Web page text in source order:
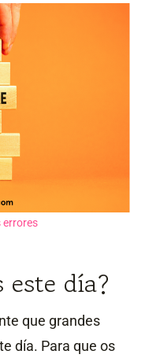
errores
este día?
que grandes
día. Para que os